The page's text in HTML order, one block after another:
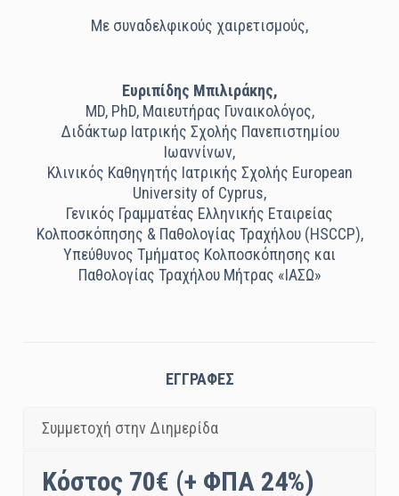
Με συναδελφικούς χαιρετισμούς,
Ευριπίδης Μπιλιράκης,
MD, PhD, Μαιευτήρας Γυναικολόγος,
Διδάκτωρ Ιατρικής Σχολής Πανεπιστημίου
Ιωαννίνων,
Κλινικός Καθηγητής Ιατρικής Σχολής European
University of Cyprus,
Γενικός Γραμματέας Ελληνικής Εταιρείας
Κολποσκόπησης & Παθολογίας Τραχήλου (HSCCP),
Υπεύθυνος Τμήματος Κολποσκόπησης και
Παθολογίας Τραχήλου Μήτρας «ΙΑΣΩ»
ΕΓΓΡΑΦΕΣ
Συμμετοχή στην Διημερίδα
Κόστος 70€ (+ ΦΠΑ 24%)